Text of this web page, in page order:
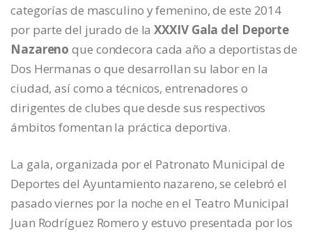
categorías de masculino y femenino, de este 2014
por parte del jurado de laXXXIV Gala del Deporte
Nazareno que condecora cada año a deportistas de
Dos Hermanas o que desarrollan su labor en la
ciudad, así como a técnicos, entrenadores o
dirigentes de clubes que desde sus respectivos
ámbitos fomentan la práctica deportiva.
La gala, organizada por el Patronato Municipal de
Deportes del Ayuntamiento nazareno, se celebró el
pasado viernes por la noche en el Teatro Municipal
Juan Rodríguez Romero y estuvo presentada por los